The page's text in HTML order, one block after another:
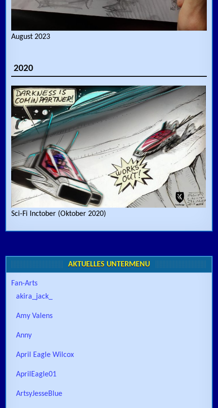
August 2023
2020
Sci-Fi Inctober (Oktober 2020)
AKTUELLES UNTERMENÜ
Fan-Arts
akira_jack_
Amy Valens
Anny
April Eagle Wilcox
AprilEagle01
ArtsyJesseBlue